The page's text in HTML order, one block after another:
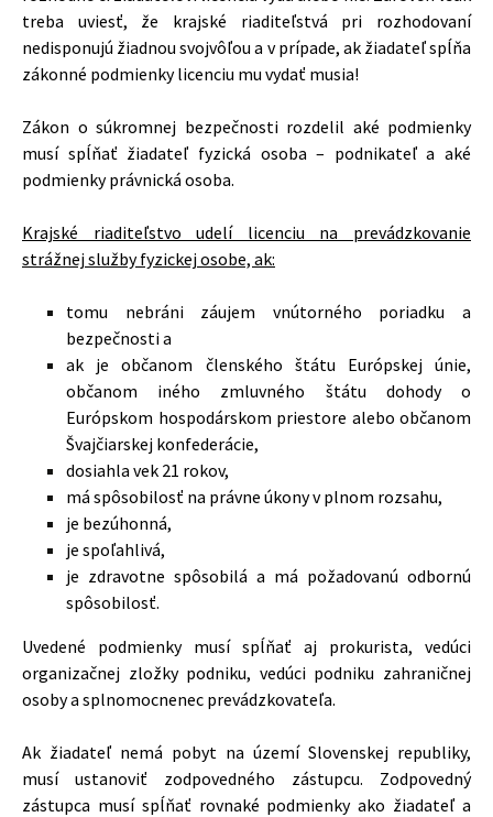
treba uviesť, že krajské riaditeľstvá pri rozhodovaní
nedisponujú žiadnou svojvôľou a v prípade, ak žiadateľ spĺňa
zákonné podmienky licenciu mu vydať musia!
Zákon o súkromnej bezpečnosti rozdelil aké podmienky
musí spĺňať žiadateľ fyzická osoba – podnikateľ a aké
podmienky právnická osoba.
Krajské riaditeľstvo udelí licenciu na prevádzkovanie
strážnej služby fyzickej osobe, ak:
tomu nebráni záujem vnútorného poriadku a
bezpečnosti a
ak je občanom členského štátu Európskej únie,
občanom iného zmluvného štátu dohody o
Európskom hospodárskom priestore alebo občanom
Švajčiarskej konfederácie,
dosiahla vek 21 rokov,
má spôsobilosť na právne úkony v plnom rozsahu,
je bezúhonná,
je spoľahlivá,
je zdravotne spôsobilá a má požadovanú odbornú
spôsobilosť.
Uvedené podmienky musí spĺňať aj prokurista, vedúci
organizačnej zložky podniku, vedúci podniku zahraničnej
osoby a splnomocnenec prevádzkovateľa.
Ak žiadateľ nemá pobyt na území Slovenskej republiky,
musí ustanoviť zodpovedného zástupcu. Zodpovedný
zástupca musí spĺňať rovnaké podmienky ako žiadateľ a